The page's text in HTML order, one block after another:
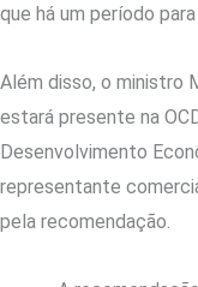
que há um período
Além disso, o ministro
estará presente na
Desenvolvimento
representante
pela recomendação.